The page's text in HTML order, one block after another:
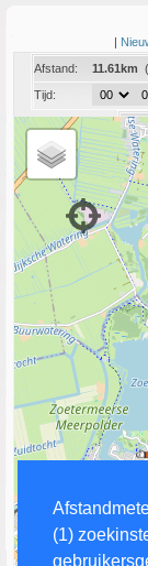
(1)
|
Afstand:
11.61km
Tijd:
Info: